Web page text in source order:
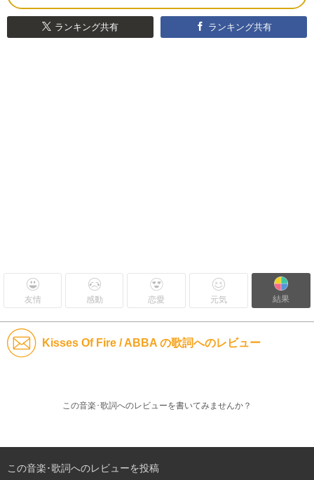
ランキング共有 ランキング共有
友情 感動 恋愛 元気 結果
Kisses Of Fire / ABBA の歌詞へのレビュー
この音楽･歌詞へのレビューを書いてみませんか？
この音楽･歌詞へのレビューを投稿